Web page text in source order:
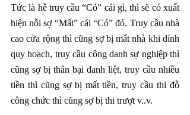
Tức là hễ truy cầu “Có” cái gì, thì sẽ có xuất
hiện nỗi sợ “Mất” cái “Có” đó. Truy cầu nhà
cao cửa rộng thì cũng sợ bị mất nhà khi dính
quy hoạch, truy cầu công danh sự nghiệp thì
cũng sợ bị thân bại danh liệt, truy cầu nhiều
tiền thì cũng sợ bị mất tiền, truy cầu thi đỗ
công chức thì cũng sợ bị thi trượt v..v.